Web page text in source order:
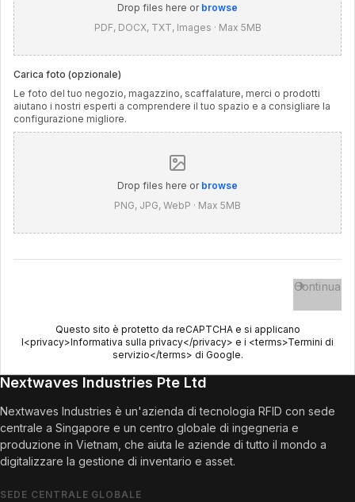
Drop files here or browse
PDF, DOCX, TXT, Images · Max 5MB
Carica foto (opzionale)
Le foto del tuo negozio, magazzino, scaffalature, merci o prodotti
aiutano i nostri esperti a comprendere il tuo spazio e a consigliare la
configurazione migliore.
Drop files here or browse
PNG, JPG, WebP · Max 5MB
Continua
Questo sito è protetto da reCAPTCHA e si applicano
l<privacy>Informativa sulla privacy</privacy> e i <terms>Termini di
servizio</terms> di Google.
Nextwaves Industries Pte Ltd
Nextwaves Industries è un'azienda di tecnologia RFID con sede
centrale a Singapore e un centro globale di ingegneria e
produzione in Vietnam, che aiuta le aziende di tutto il mondo a
digitalizzare la gestione di inventario e asset.
SEDE CENTRALE GLOBALE